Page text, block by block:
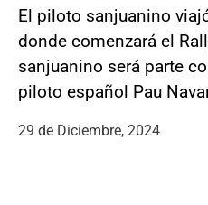
El piloto sanjuanino
donde comenzará el
sanjuanino será parte
piloto español Pau
29 de Diciembre, 2024